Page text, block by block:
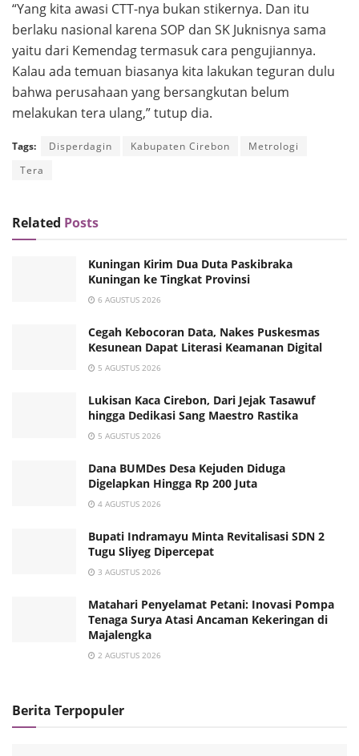
“Yang kita awasi CTT-nya bukan stikernya. Dan itu
berlaku nasional karena SOP dan SK Juknisnya sama
yaitu dari Kemendag termasuk cara pengujiannya.
Kalau ada temuan biasanya kita lakukan teguran dulu
bahwa perusahaan yang bersangkutan belum
melakukan tera ulang,” tutup dia.
Tags: Disperdagin Kabupaten Cirebon
Metrologi
Tera
Related Posts
Kuningan Kirim Dua Duta Paskibraka
Kuningan ke Tingkat Provinsi
6 AGUSTUS 2026
Cegah Kebocoran Data, Nakes Puskesmas
Kesunean Dapat Literasi Keamanan Digital
5 AGUSTUS 2026
Lukisan Kaca Cirebon, Dari Jejak Tasawuf
hingga Dedikasi Sang Maestro Rastika
5 AGUSTUS 2026
Dana BUMDes Desa Kejuden Diduga
Digelapkan Hingga Rp 200 Juta
4 AGUSTUS 2026
Bupati Indramayu Minta Revitalisasi SDN 2
Tugu Sliyeg Dipercepat
3 AGUSTUS 2026
Matahari Penyelamat Petani: Inovasi Pompa
Tenaga Surya Atasi Ancaman Kekeringan di
Majalengka
2 AGUSTUS 2026
Berita Terpopuler